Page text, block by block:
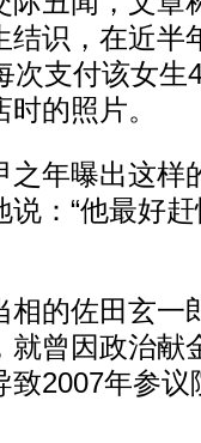
结识，在近半
支付该女生
的照片。
年曝出这样
：“他最好
的佐田玄一
就曾因政治献
致2007年参